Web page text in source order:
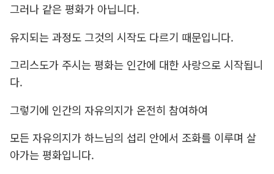
그러나 같은 평화가 아닙니다.
유지되는 과정도 그것의 시작도 다르기 때문입니다.
그리스도가 주시는 평화는 인간에 대한 사랑으로 시작됩니
다.
그렇기에 인간의 자유의지가 온전히 참여하여
모든 자유의지가 하느님의 섭리 안에서 조화를 이루며 살
아가는 평화입니다.